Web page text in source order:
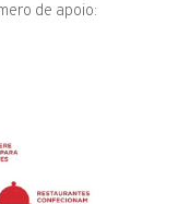
de apoio: